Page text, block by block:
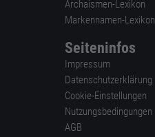
Archaismen-Lexikon
Markennamen-Lexikon
Seiteninfos
Impressum
Datenschutzerklärung
Cookie-Einstellungen
Nutzungsbedingungen
AGB